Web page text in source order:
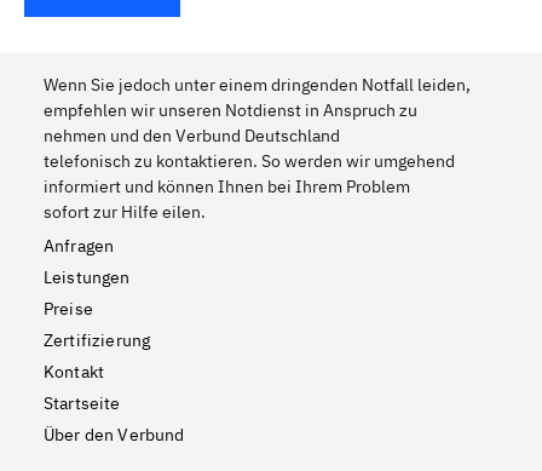
Wenn Sie jedoch unter einem dringenden Notfall leiden,
empfehlen wir unseren Notdienst in Anspruch zu
nehmen und den Verbund Deutschland
telefonisch zu kontaktieren. So werden wir umgehend
informiert und können Ihnen bei Ihrem Problem
sofort zur Hilfe eilen.
Anfragen
Leistungen
Preise
Zertifizierung
Kontakt
Startseite
Über den Verbund